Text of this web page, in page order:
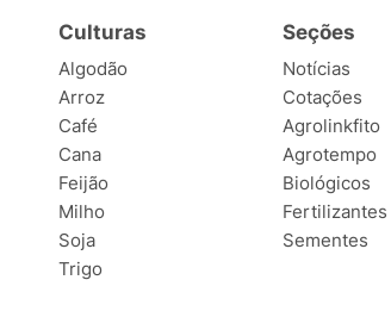
Culturas
Algodão
Arroz
Café
Cana
Feijão
Milho
Soja
Trigo
Seções
Notícias
Cotações
Agrolinkfito
Agrotempo
Biológicos
Fertilizantes
Sementes